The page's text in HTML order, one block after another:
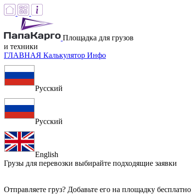
Площадка для грузов
и техники
ГЛАВНАЯ Калькулятор Инфо
Русский
Русский
English
Грузы для перевозки выбирайте подходящие заявки
Отправляете груз? Добавьте его на площадку бесплатно